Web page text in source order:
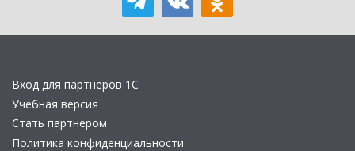
Вход для партнеров 1С
Учебная версия
Стать партнером
Политика конфиденциальности